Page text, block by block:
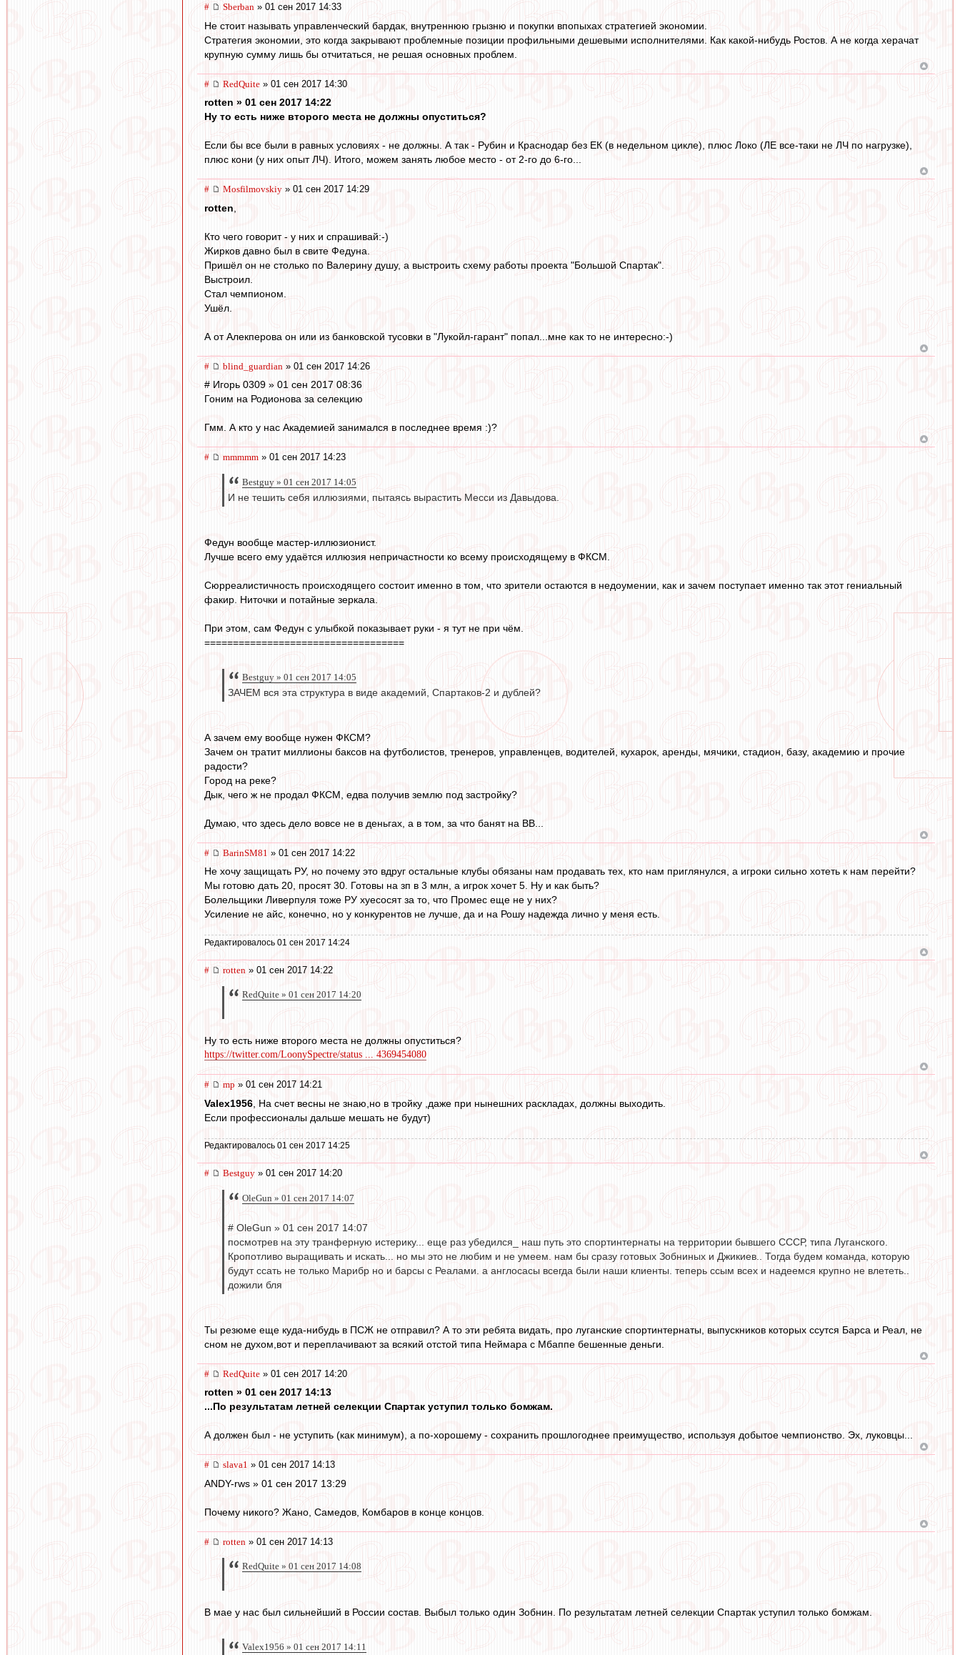
# Sberban » 01 сен 2017 14:33
Не стоит называть управленческий бардак, внутреннюю грызню и покупки впопыхах стратегией экономии.
Стратегия экономии, это когда закрывают проблемные позиции профильными дешевыми исполнителями. Как какой-нибудь Ростов. А не когда херачат
крупную сумму лишь бы отчитаться, не решая основных проблем.
# RedQuite » 01 сен 2017 14:30
rotten » 01 сен 2017 14:22
Ну то есть ниже второго места не должны опуститься?
Если бы все были в равных условиях - не должны. А так - Рубин и Краснодар без ЕК (в недельном цикле), плюс Локо (ЛЕ все-таки не ЛЧ по нагрузке),
плюс кони (у них опыт ЛЧ). Итого, можем занять любое место - от 2-го до 6-го...
# Mosfilmovskiy » 01 сен 2017 14:29
rotten
Кто чего говорит - у них и спрашивай:-)
Жирков давно был в свите Федуна.
Пришёл он не столько по Валерину душу, а выстроить схему работы проекта "Большой Спартак".
Выстроил.
Стал чемпионом.
Ушёл.
А от Алекперова он или из банковской тусовки в "Лукойл-гарант" попал...мне как то не интересно:-)
# blind_guardian » 01 сен 2017 14:26
# Игорь 0309 » 01 сен 2017 08:36
Гоним на Родионова за селекцию
Гмм. А кто у нас Академией занимался в последнее время :)?
# mmmmm » 01 сен 2017 14:23
Bestguy » 01 сен 2017 14:05
И не тешить себя иллюзиями, пытаясь вырастить Месси из Давыдова.
Федун вообще мастер-иллюзионист.
Лучше всего ему удаётся иллюзия непричастности ко всему происходящему в ФКСМ.
Сюрреалистичность происходящего состоит именно в том, что зрители остаются в недоумении, как и зачем поступает именно так этот гениальный
факир. Ниточки и потайные зеркала.
При этом, сам Федун с улыбкой показывает руки - я тут не при чём.
===================================
Bestguy » 01 сен 2017 14:05
ЗАЧЕМ вся эта структура в виде академий, Спартаков-2 и дублей?
А зачем ему вообще нужен ФКСМ?
Зачем он тратит миллионы баксов на футболистов, тренеров, управленцев, водителей, кухарок, аренды, мячики, стадион, базу, академию и прочие
радости?
Город на реке?
Дык, чего ж не продал ФКСМ, едва получив землю под застройку?
Думаю, что здесь дело вовсе не в деньгах, а в том, за что банят на ВВ...
# BarinSM81 » 01 сен 2017 14:22
Не хочу защищать РУ, но почему это вдруг остальные клубы обязаны нам продавать тех, кто нам приглянулся, а игроки сильно хотеть к нам перейти?
Мы готовю дать 20, просят 30. Готовы на зп в 3 млн, а игрок хочет 5. Ну и как быть?
Болельщики Ливерпуля тоже РУ хуесосят за то, что Промес еще не у них?
Усиление не айс, конечно, но у конкурентов не лучше, да и на Рошу надежда лично у меня есть.
Редактировалось 01 сен 2017 14:24
# rotten » 01 сен 2017 14:22
RedQuite » 01 сен 2017 14:20
Ну то есть ниже второго места не должны опуститься?
https://twitter.com/LoonySpectre/status ... 4369454080
# mp » 01 сен 2017 14:21
Valex1956 , На счет весны не знаю,но в тройку ,даже при нынешних раскладах, должны выходить.
Если профессионалы дальше мешать не будут)
Редактировалось 01 сен 2017 14:25
# Bestguy » 01 сен 2017 14:20
OleGun » 01 сен 2017 14:07
# OleGun » 01 сен 2017 14:07
посмотрев на эту транферную истерику... еще раз убедился_ наш путь это спортинтернаты на территории бывшего СССР, типа Луганского.
Кропотливо выращивать и искать... но мы это не любим и не умеем. нам бы сразу готовых Зобниных и Джикиев.. Тогда будем команда, которую
будут ссать не только Марибр но и барсы с Реалами. а англосасы всегда были наши клиенты. теперь ссым всех и надеемся крупно не влететь..
дожили бля
Ты резюме еще куда-нибудь в ПСЖ не отправил? А то эти ребята видать, про луганские спортинтернаты, выпускников которых ссутся Барса и Реал, не
сном не духом,вот и переплачивают за всякий отстой типа Неймара с Мбаппе бешенные деньги.
# RedQuite » 01 сен 2017 14:20
rotten » 01 сен 2017 14:13
...По результатам летней селекции Спартак уступил только бомжам.
А должен был - не уступить (как минимум), а по-хорошему - сохранить прошлогоднее преимущество, используя добытое чемпионство. Эх, луковцы...
# slava1 » 01 сен 2017 14:13
ANDY-rws » 01 сен 2017 13:29
Почему никого? Жано, Самедов, Комбаров в конце концов.
# rotten » 01 сен 2017 14:13
RedQuite » 01 сен 2017 14:08
В мае у нас был сильнейший в России состав. Выбыл только один Зобнин. По результатам летней селекции Спартак уступил только бомжам.
Valex1956 » 01 сен 2017 14:11